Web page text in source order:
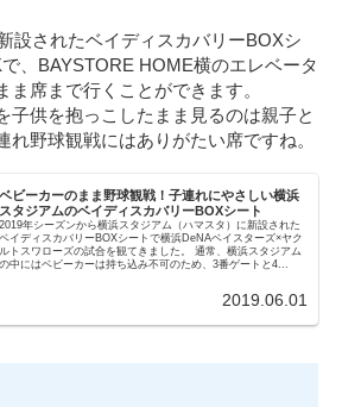
設されたベイディスカバリーBOXシ
、BAYSTORE HOME横のエレベータ
ま席まで行くことができます。
子供を抱っこしたまま見るのは親子と
れ野球観戦にはありがたい席ですね。
ベビーカーのまま野球観戦！子連れにやさしい横浜
スタジアムのベイディスカバリーBOXシート
2019年シーズンから横浜スタジアム（ハマスタ）に新設された
ベイディスカバリーBOXシートで横浜DeNAベイスターズ×ヤク
ルトスワローズの試合を観てきました。 通常、横浜スタジアム
の中にはベビーカーは持ち込み不可のため、3番ゲートと4...
2019.06.01